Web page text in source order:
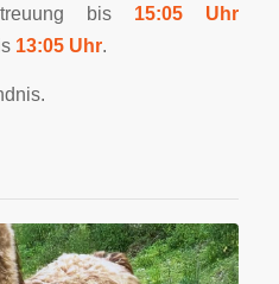
bis 15:05 Uhr
13:05 Uhr.